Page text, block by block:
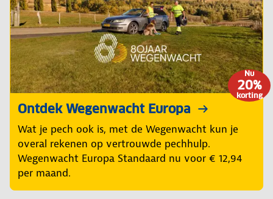
Nu
20%
korting
Ontdek Wegenwacht Europa
Wat je pech ook is, met de Wegenwacht kun je
overal rekenen op vertrouwde pechhulp.
Wegenwacht Europa Standaard nu voor € 12,94
per maand.